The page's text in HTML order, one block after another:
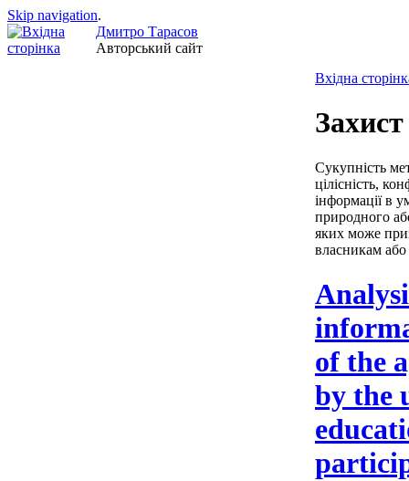
Skip navigation.
Дмитро Тарасов
Авторський сайт
Вхідна
Сукупність
цілісність,
інформації в
природного
яких може
власникам або
of the
by the